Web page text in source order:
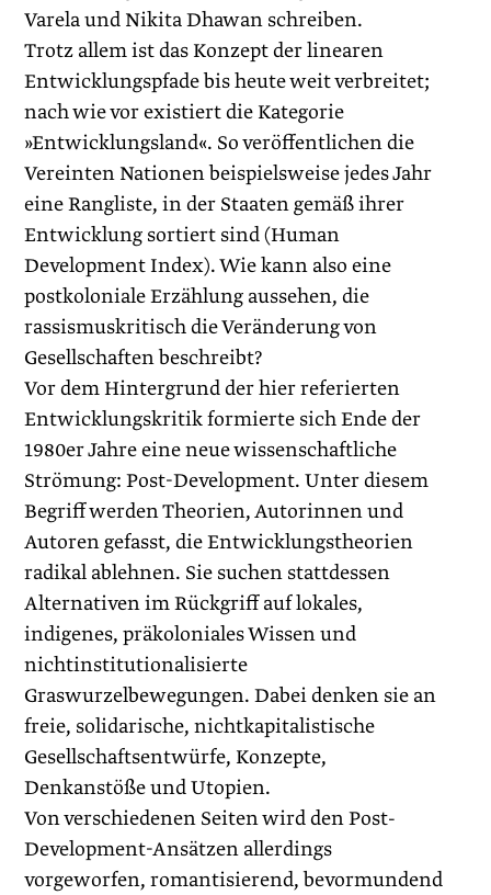
Varela und Nikita Dhawan ­schreiben.
Trotz allem ist das Konzept der linearen
Entwicklungspfade bis heute weit verbreitet;
nach wie vor existiert die Kategorie
»Entwicklungsland«. So veröffentlichen die
Vereinten Nationen beispielsweise jedes Jahr
eine Rangliste, in der Staaten gemäß ihrer
Entwicklung sortiert sind (Human
Development Index). Wie kann also eine
postkoloniale Erzählung aussehen, die
rassismuskritisch die Veränderung von
Gesellschaften beschreibt?
Vor dem Hintergrund der hier referierten
Entwicklungskritik formierte sich Ende der
1980er Jahre eine neue wissenschaftliche
Strömung: Post-Development. Unter diesem
Begriff werden Theorien, Autorinnen und
Autoren gefasst, die Entwicklungstheo­rien
radikal ablehnen. Sie suchen stattdessen
Alternativen im Rückgriff auf lokales,
indigenes, präkoloniales Wissen und
nichtinstitutionalisierte
Graswurzelbewegungen. Dabei denken sie an
freie, solidarische, nichtkapitalistische
Gesellschaftsentwürfe, Konzepte,
Denkanstöße und Utopien.
Von verschiedenen Seiten wird den Post-
Development-Ansätzen allerdings
vorgeworfen, romantisierend, bevormundend